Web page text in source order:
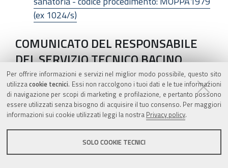
Per offrire informazioni e servizi nel miglior modo possibile, questo sito
utilizzacookie tecnici. Essi non raccolgono i tuoi dati e le tue informazioni
di navigazione per scopi di marketing e profilazione, e pertanto possono
essere utilizzati senza bisogno di acquisire il tuo consenso. Per maggiori
informazioni sui cookie utilizzati leggi la nostra Privacy policy.
SOLO COOKIE TECNICI
(ex 1024/s)
COMUNICATO DEL RESPONSABILE
DEL SERVIZIO TECNICO BACINO
RENO - BOLOGNA
Pubblicazione delle istanze di derivazione di
acqua pubblica superficiale e sotterranea
COMUNICATO DEL RESPONSABILE
DEL SERVIZIO TECNICO DI BACINO